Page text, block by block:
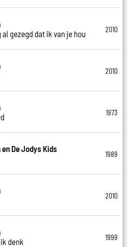
al gezegd dat ik van je hou
2010
2010
1973
en De Jodys Kids
1989
2010
denk
1999